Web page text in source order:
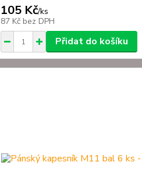
105 Kč/ks
87 Kč bez DPH
Přidat do košíku